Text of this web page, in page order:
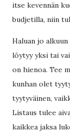
itse kevennän
budjetilla, niin
Haluan jo
löytyy yksi tai
on hienoa. Tee
kunhan olet
tyytyväinen,
Listaus tulee
kaikkea jaksa